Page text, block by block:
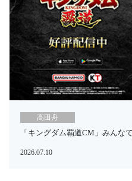
高田舟
「キングダム覇道CM」みんな
2026.07.10